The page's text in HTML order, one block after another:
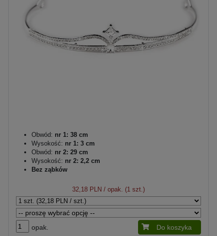
Obwód: nr 1: 38 cm
Wysokość: nr 1: 3 cm
Obwód: nr 2: 29 cm
Wysokość: nr 2: 2,2 cm
Bez ząbków
32,18 PLN / opak. (1 szt.)
opak. Do koszyka